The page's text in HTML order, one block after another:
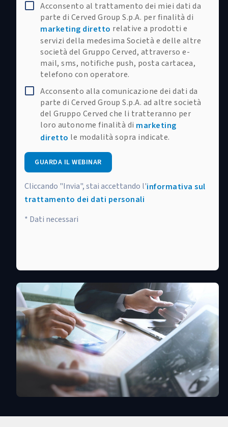
Acconsento al trattamento dei miei dati da
parte di Cerved Group S.p.A. per finalità di
marketing diretto relative a prodotti e
servizi della medesima Società e delle altre
società del Gruppo Cerved, attraverso e-
mail, sms, notifiche push, posta cartacea,
telefono con operatore.
Acconsento alla comunicazione dei dati da
parte di Cerved Group S.p.A. ad altre società
del Gruppo Cerved che li tratteranno per
loro autonome finalità di marketing
diretto le modalità sopra indicate.
GUARDA IL WEBINAR
Cliccando "Invia", stai accettando l'informativa sul
trattamento dei dati personali
* Dati necessari